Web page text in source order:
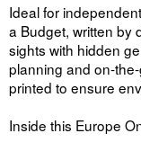
Ideal for
a Budget, written by
sights with hidden
planning and on-
printed to ensure
Inside this Europe